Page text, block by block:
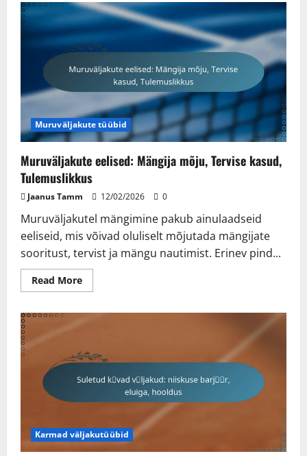
väljakute
märgistused:
nähtavus,
vastupidavus,
pinnase
ühilduvus
Muruväljakute tüübid
Muruväljakute eelised: Mängija mõju, Tervise kasud,
Tulemuslikkus
Jaanus Tamm 12/02/2026 0
Muruväljakutel mängimine pakub ainulaadseid
eeliseid, mis võivad oluliselt mõjutada mängijate
sooritust, tervist ja mängu nautimist. Erinev pind...
Read MoreRead
more
Mängija
kasud,
Tulemuslikkus
Karmad väljakutüübid